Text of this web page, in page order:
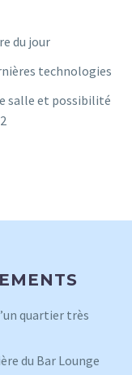
du jour
technologies
salle et possibilité
quartier très
du Bar Lounge